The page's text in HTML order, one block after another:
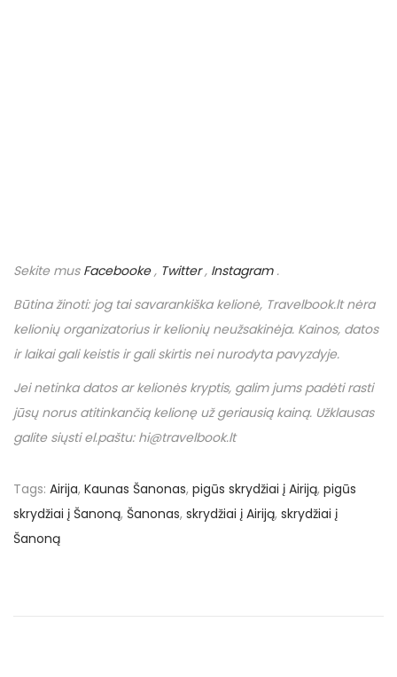
Sekite mus Facebooke, Twitter, Instagram.
Būtina žinoti: jog tai savarankiška kelionė, Travelbook.ltnėra
kelionių organizatorius ir kelionių neužsakinėja. Kainos, datos
ir laikai gali keistis ir gali skirtis nei nurodyta pavyzdyje.
Jei netinka datos ar kelionės kryptis, galim jums padėti rasti
jūsų norus atitinkančią kelionę už geriausią kainą. Užklausas
galite siųsti el.paštu: hi@travelbook.lt
Tags: Airija, Kaunas Šanonas, pigūs skrydžiai į Airiją, pigūs
skrydžiai į Šanoną, Šanonas, skrydžiai į Airiją, skrydžiai į
Šanoną